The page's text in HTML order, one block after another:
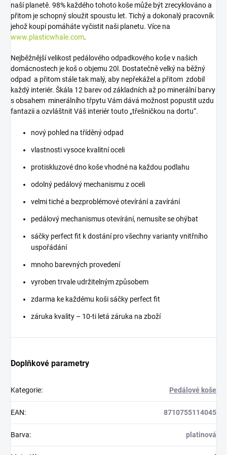
naší planetě. 98% každého tohoto koše může být zrecyklováno a
přitom je schopný sloužit spoustu let. Tichý a dokonalý pracovník
jehož koupí pomáháte vyčistit naši planetu. Více na
www.plasticwhale.com.
Nejběžnější velikost pedálového odpadkového koše v našich
domácnostech je koš o objemu 20l. Dostatečně velký na běžný
odpad a přitom stále tak malý, aby nepřekážel a přitom zdobil
každý interiér. Škála 12 barev od základních až po minerální barvy
s obsahem minerálního třpytu Vám dává možnost popustit uzdu
fantazii a ozvláštnit Váš interiér touto „třešničkou na dortu“.
nový pohled na tříděný odpad
vlastnosti vysoce kvalitní oceli
protiskluzové dno koše vhodné na každou podlahu
odolný pedálový mechanismu z oceli
velmi tiché a bezproblémové otevírání a zavírání
pedálový mechanismus otevírání, nemusíte se ohýbat
sáčky perfect fit k dostání pro všechny varianty vnitřního
uspořádání
mnoho barevných provedení
vyroben trvale udržitelným způsobem
zdarma ke každému koši sáčky perfect fit
záruka kvality – 10-ti letá záruka na zboží
Doplňkové parametry
Kategorie: Pedálové koše
EAN: 8710755114045
Barva: platinová